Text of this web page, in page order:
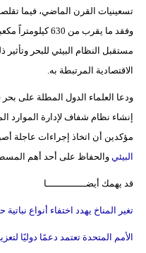
وفقد ما يقرب من
مستقبل النظام البيئي للبحر
الاقتصادية المرتبطة به.
ودعا العلماء الدول المطلة على
إنشاء نظام شفاف لإدارة الموارد
مؤكدين أن اتخاذ إجراءات عاجلة
البيئيوالحفاظ على أحد أهم
قد يهمك أيضــــــــــــــا
تغير المناخ يهدد اختفاء أنواع
الأمم المتحدة تعتمد دعمًا دوليًا